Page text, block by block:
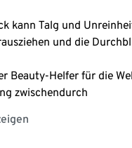
kann Talg und
und die
Beauty-Helfer für die
zwischendurch
modernes Design